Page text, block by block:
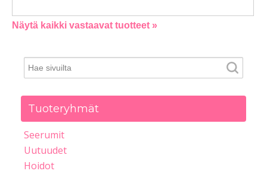
Näytä kaikki vastaavat tuotteet »
Tuoteryhmät
Seerumit
Uutuudet
Hoidot